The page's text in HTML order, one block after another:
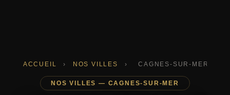
ACCUEIL › NOS VILLES › CAGNES-SUR-MER
NOS VILLES — CAGNES-SUR-MER